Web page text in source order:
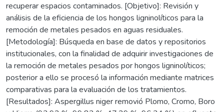
recuperar espacios contaminados. [Objetivo]: Revisión y
análisis de la eficiencia de los hongos ligninolíticos para la
remoción de metales pesados en aguas residuales.
[Metodología]: Búsqueda en base de datos y repositorios
institucionales, con la finalidad de adquirir investigaciones de
la remoción de metales pesados por hongos ligninolíticos;
posterior a ello se procesó la información mediante matrices
comparativas para la evaluación de los tratamientos.
[Resultados]: Aspergillus niger removió Plomo, Cromo, Boro